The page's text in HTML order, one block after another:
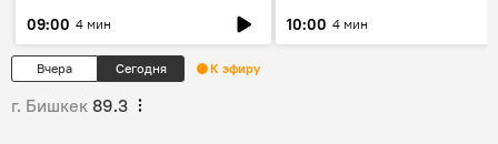
09:00 4 мин
10:00 4 мин
Вчера Сегодня К эфиру
г. Бишкек 89.3